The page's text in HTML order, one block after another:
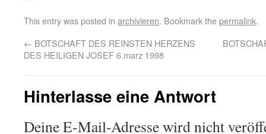
This entry was posted in archivieren. Bookmark thepermalink.
← BOTSCHAFT DES REINSTEN HERZENS
DES HEILIGEN JOSEF 6.marz 1998
Hinterlasse eine Antwort
Deine E-Mail-Adresse wird nicht